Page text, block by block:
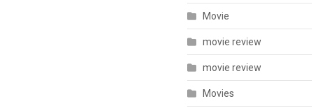
Movie
movie review
movie review
Movies